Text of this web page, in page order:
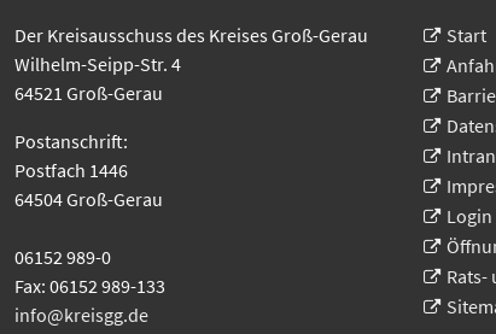
Der Kreisausschuss des Kreises Groß-Gerau
Wilhelm-Seipp-Str. 4
64521 Groß-Gerau
Postanschrift:
Postfach 1446
64504 Groß-Gerau
06152 989-0
Fax: 06152 989-133
info@kreisgg.de
Start
Login